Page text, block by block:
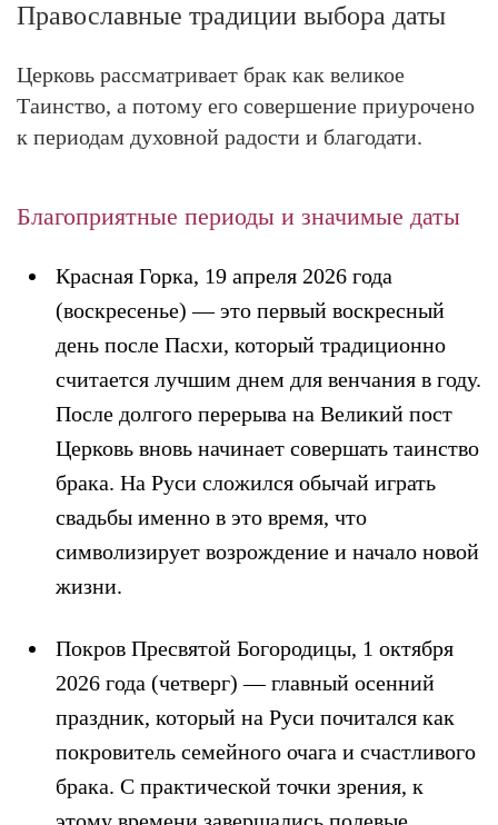
Православные традиции выбора даты
Церковь рассматривает брак как великое
Таинство, а потому его совершение приурочено
к периодам духовной радости и благодати.
Благоприятные периоды и значимые даты
Красная Горка, 19 апреля 2026 года
(воскресенье) — это первый воскресный
день после Пасхи, который традиционно
считается лучшим днем для венчания в году.
После долгого перерыва на Великий пост
Церковь вновь начинает совершать таинство
брака. На Руси сложился обычай играть
свадьбы именно в это время, что
символизирует возрождение и начало новой
жизни.
Покров Пресвятой Богородицы, 1 октября
2026 года (четверг)— главный осенний
праздник, который на Руси почитался как
покровитель семейного очага и счастливого
брака. С практической точки зрения, к